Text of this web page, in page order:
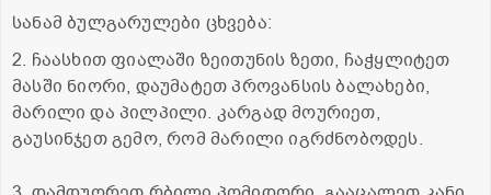
სანამ ბულგარულები ცხვება:
2. ჩაასხით ფიალაში ზეითუნის ზეთი, ჩაჭყლიტეთ
მასში ნიორი, დაუმატეთ პროვანსის ბალახები,
მარილი და პილპილი. კარგად მოურიეთ,
გაუსინჯეთ გემო, რომ მარილი იგრძნობოდეს.